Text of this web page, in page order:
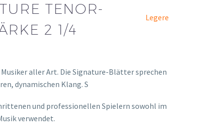
TENOR-
2 1/4
Legere
aller Art. Die Signature-Blätter sprechen
dynamischen Klang. S
und professionellen Spielern sowohl im
verwendet.